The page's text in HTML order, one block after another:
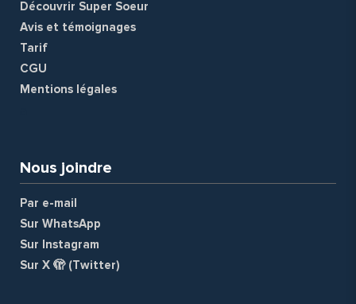
Découvrir Super Soeur
Avis et témoignages
Tarif
CGU
Mentions légales
Nous joindre
Par e-mail
Sur WhatsApp
Sur Instagram
Sur X 🫣 (Twitter)